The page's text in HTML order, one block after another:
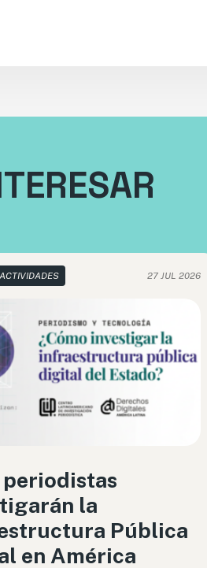
27 JUL 2026
periodistas
la
Pública
en América